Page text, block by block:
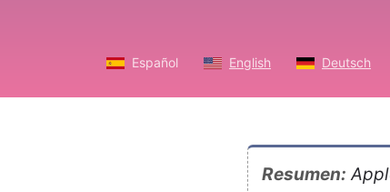
Español English Deutsch
Resumen: